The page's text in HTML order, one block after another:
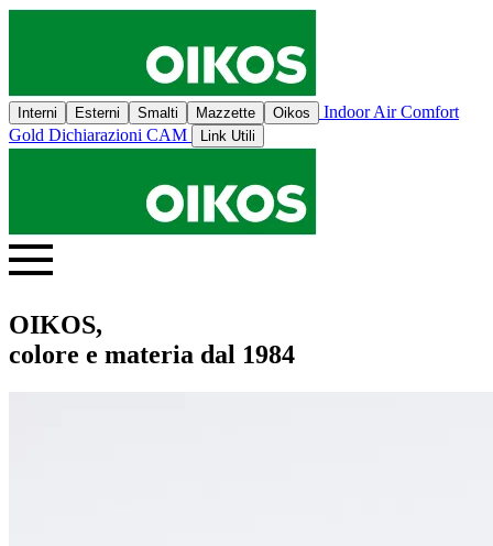
Interni Esterni Smalti Mazzette Oikos
Indoor Air Comfort
Gold Dichiarazioni CAM Link Utili
OIKOS,
colore e materia dal 1984